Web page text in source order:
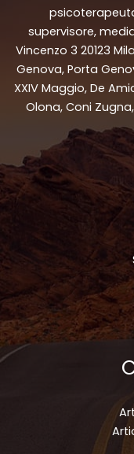
supervisore,
Vincenzo 3 20123
Genova, Porta
XXIV Maggio, De
Olona, Coni